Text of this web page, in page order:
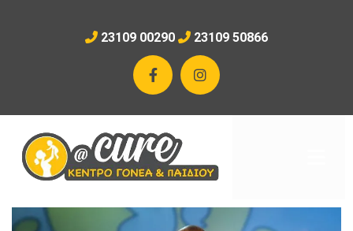
 23109 00290  23109 50866